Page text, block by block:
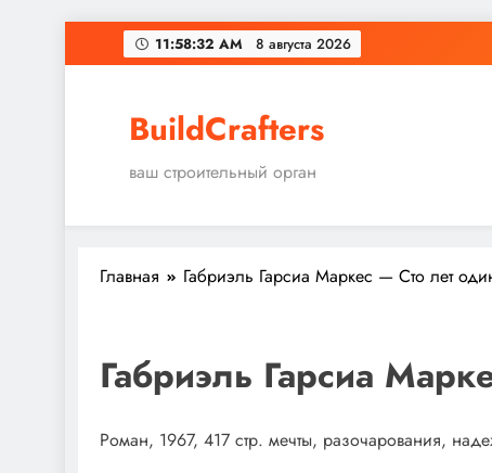
Перейти
к
11:58:33 AM 8 августа 2026
BuildCrafters
ваш строительный орган
Главная Габриэль Гарсиа Маркес — Сто лет
Габриэль Гарсиа
Роман, 1967, 417 стр. мечты, разочарования,